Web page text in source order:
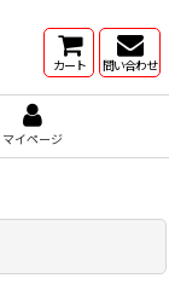
カート 問い合わせ
マイページ